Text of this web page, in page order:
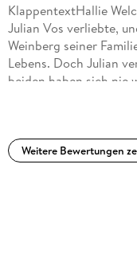
KlappentextHallie
Julian Vos verliebte,
Weinberg seiner
Lebens. Doch Julian
beiden haben sich nie
Anwesens zu
Schmetterlinge im
Weitere Bewertungen